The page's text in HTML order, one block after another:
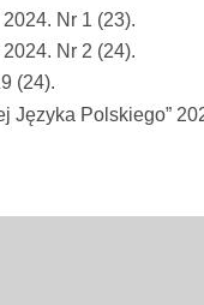
Nr 1 (23).
Nr 2 (24).
(24).
Języka Polskiego”